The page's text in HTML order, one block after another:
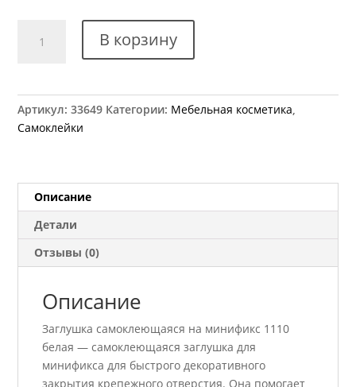
товара
минификс
В корзину
Артикул:33649 Категории: Мебельная косметика,
Самоклейки
Описание
Детали
Отзывы (0)
Описание
Заглушка самоклеющаяся на минификс 1110
белая — самоклеющаяся заглушка для
минификса для быстрого декоративного
закрытия крепежного отверстия. Она помогает